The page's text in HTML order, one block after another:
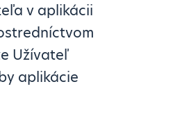
v aplikácii
Užívateľ
aplikácie